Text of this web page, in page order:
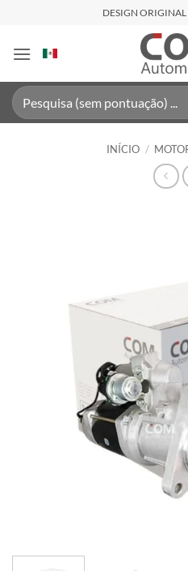
content
DESIGN ORIGINAL
Pesquisar
por:
INÍCIO /